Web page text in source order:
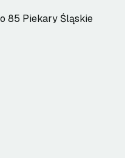
85 Piekary Śląskie